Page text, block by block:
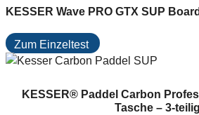
KESSER Wave PRO GTX SUP
Zum Einzeltest
KESSER® Paddel Carbon
Tasche – 3-teilig